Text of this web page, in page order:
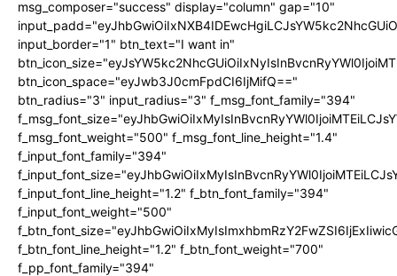
msg_composer="success" display="column" gap="10"
input_border="1" btn_text="I want in"
btn_icon_space="eyJwb3J0cmFpdCI6IjMifQ=="
btn_radius="3" input_radius="3" f_msg_font_family="394"
f_msg_font_weight="500" f_msg_font_line_height="1.4"
f_input_font_family="394"
f_input_font_line_height="1.2" f_btn_font_family="394"
f_input_font_weight="500"
f_btn_font_line_height="1.2" f_btn_font_weight="700"
f_pp_font_family="394"